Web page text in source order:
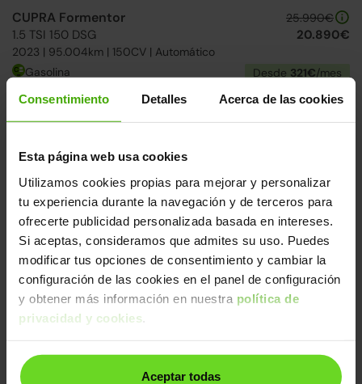
Consentimiento Detalles Acerca de las cookies
Esta página web usa cookies
Utilizamos cookies propias para mejorar y personalizar
tu experiencia durante la navegación y de terceros para
ofrecerte publicidad personalizada basada en intereses.
Si aceptas, consideramos que admites su uso. Puedes
modificar tus opciones de consentimiento y cambiar la
configuración de las cookies en el panel de configuración
y obtener más información en nuestra política de
privacidad y cookies
Aceptar todas
CUPRA Formentor
1.5 TSI 150 DSG
2023 | 95.004km | 150CV | Automático
25.990€
20.890€
Gasolina Desde 321€/mes
↓ 4.000€
CUPRA León
1.5 TSI e-Hybrid DSG
2025 | 28.566km | 204CV | Automático
33.990€
26.390€